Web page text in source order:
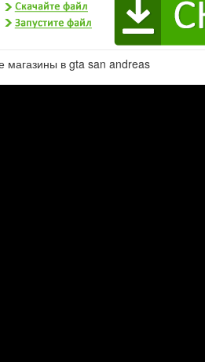
магазины в gta san andreas